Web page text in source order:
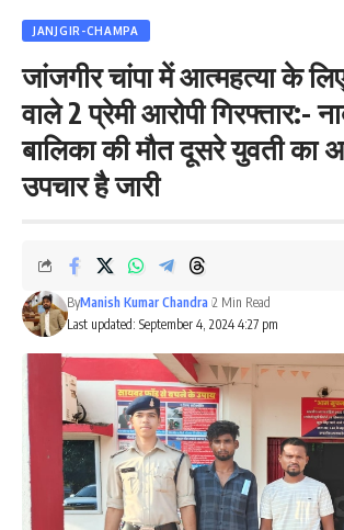
JANJGIR-CHAMPA
जांजगीर चांपा में आत्महत्या के
वाले 2 प्रेमी आरोपी गिरफ्तार:-
बालिका की मौत दूसरे युवती का
उपचार है जारी
Last updated: September 4, 2024 4:27 pm
ByManish Kumar Chandra 2 Min Read